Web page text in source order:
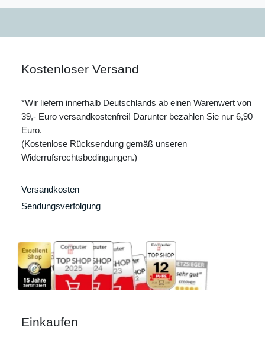
Kostenloser Versand
*Wir liefern innerhalb Deutschlands ab einen Warenwert von
39,- Euro versandkostenfrei! Darunter bezahlen Sie nur 6,90
Euro.
(Kostenlose Rücksendung gemäß unseren
Widerrufsrechtsbedingungen.)
Versandkosten
Sendungsverfolgung
Einkaufen